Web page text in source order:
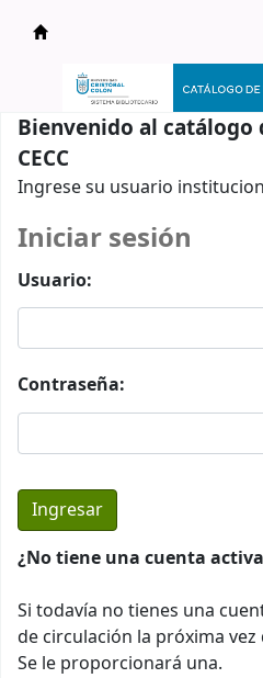
Catálogo en línea
Bienvenido al catálogo
CECC
Ingrese su usuario
Iniciar sesión
Usuario:
Contraseña:
¿No tiene una cuenta
Si todavía no tienes una
de circulación la próxima
Se le proporcionará una.